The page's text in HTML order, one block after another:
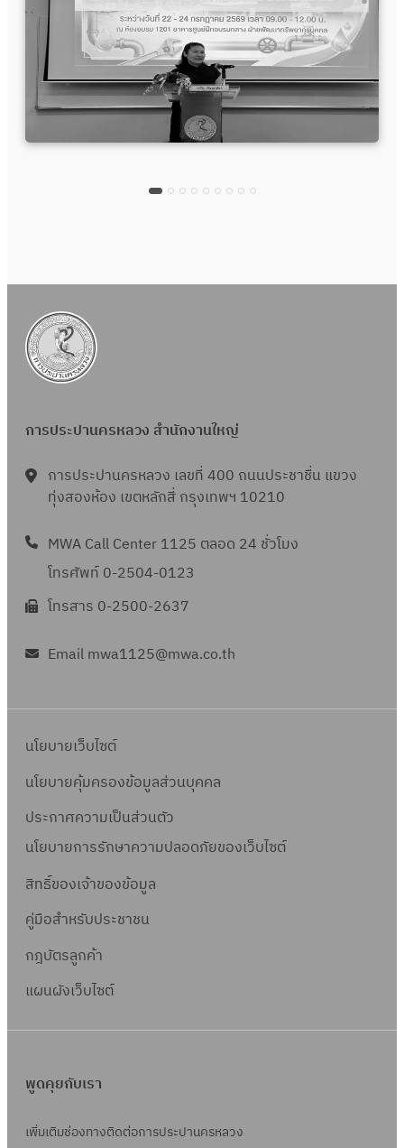
การประปานครหลวง สำนักงานใหญ่
การประปานครหลวง เลขที่ 400 ถนนประชาชื่น แขวง
ทุ่งสองห้อง เขตหลักสี่ กรุงเทพฯ 10210
MWA Call Center 1125 ตลอด 24 ชั่วโมง
โทรศัพท์ 0-2504-0123
โทรสาร 0-2500-2637
Email mwa1125@mwa.co.th
นโยบายเว็บไซต์
นโยบายคุ้มครองข้อมูลส่วนบุคคล
ประกาศความเป็นส่วนตัว
นโยบายการรักษาความปลอดภัยของเว็บไซต์
สิทธิ์ของเจ้าของข้อมูล
คู่มือสำหรับประชาชน
กฎบัตรลูกค้า
แผนผังเว็บไซต์
พูดคุยกับเรา
เพิ่มเติมช่องทางติดต่อการประปานครหลวง